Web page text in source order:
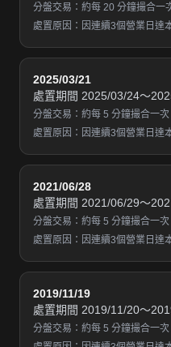
分盤交易：約每 20 分鐘撮合一
處置原因：因連續3個營業日達
2025/03/21
處置期間 2025/03/24～
分盤交易：約每 5 分鐘撮合一次
處置原因：因連續3個營業日達
2021/06/28
處置期間 2021/06/29～
分盤交易：約每 5 分鐘撮合一次
處置原因：因連續3個營業日達
2019/11/19
處置期間 2019/11/20～
分盤交易：約每 5 分鐘撮合一次